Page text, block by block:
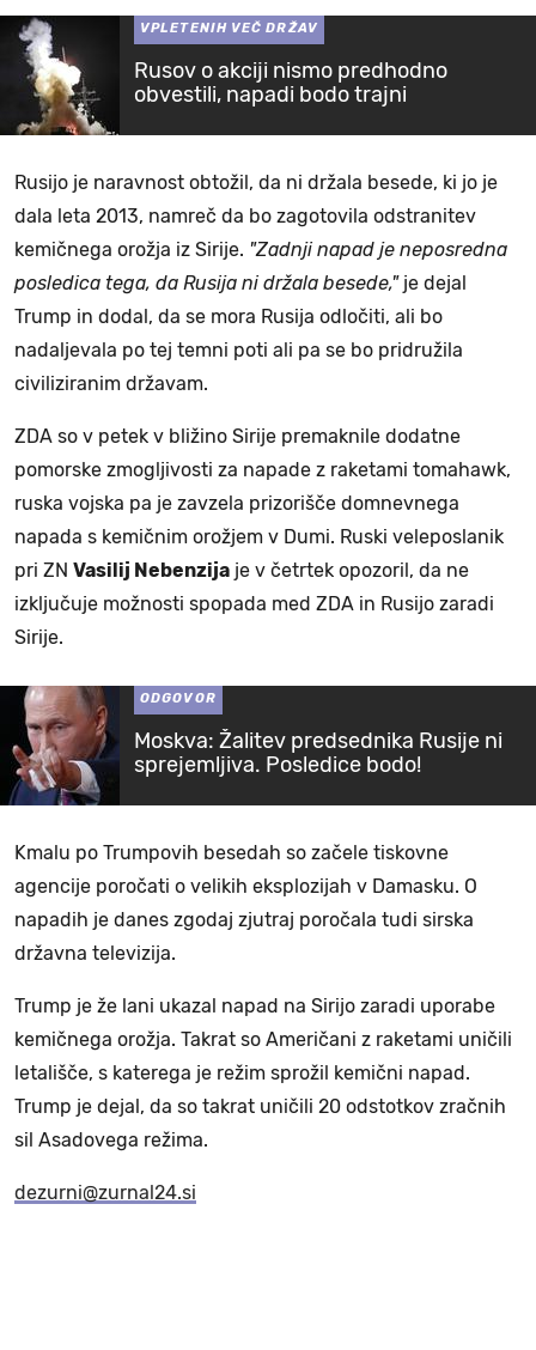
VPLETENIH VEČ DRŽAV
Rusov o akciji nismo predhodno
obvestili, napadi bodo trajni
Rusijo je naravnost obtožil, da ni držala besede, ki jo je
dala leta 2013, namreč da bo zagotovila odstranitev
kemičnega orožja iz Sirije. "Zadnji napad je neposredna
posledica tega, da Rusija ni držala besede,"je dejal
Trump in dodal, da se mora Rusija odločiti, ali bo
nadaljevala po tej temni poti ali pa se bo pridružila
civiliziranim državam.
ZDA so v petek v bližino Sirije premaknile dodatne
pomorske zmogljivosti za napade z raketami tomahawk,
ruska vojska pa je zavzela prizorišče domnevnega
napada s kemičnim orožjem v Dumi. Ruski veleposlanik
pri ZN Vasilij Nebenzija je v četrtek opozoril, da ne
izključuje možnosti spopada med ZDA in Rusijo zaradi
Sirije.
ODGOVOR
Moskva: Žalitev predsednika Rusije ni
sprejemljiva. Posledice bodo!
Kmalu po Trumpovih besedah so začele tiskovne
agencije poročati o velikih eksplozijah v Damasku. O
napadih je danes zgodaj zjutraj poročala tudi sirska
državna televizija.
Trump je že lani ukazal napad na Sirijo zaradi uporabe
kemičnega orožja. Takrat so Američani z raketami uničili
letališče, s katerega je režim sprožil kemični napad.
Trump je dejal, da so takrat uničili 20 odstotkov zračnih
sil Asadovega režima.
dezurni@zurnal24.si